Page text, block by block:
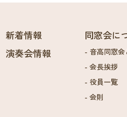
新着情報
演奏会情報
同窓会に
音高同窓会
会長挨拶
役員一覧
会則